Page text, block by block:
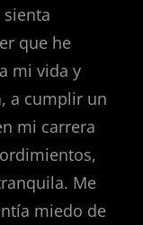
que he
mi vida y
a cumplir un
mi carrera
Me
miedo de